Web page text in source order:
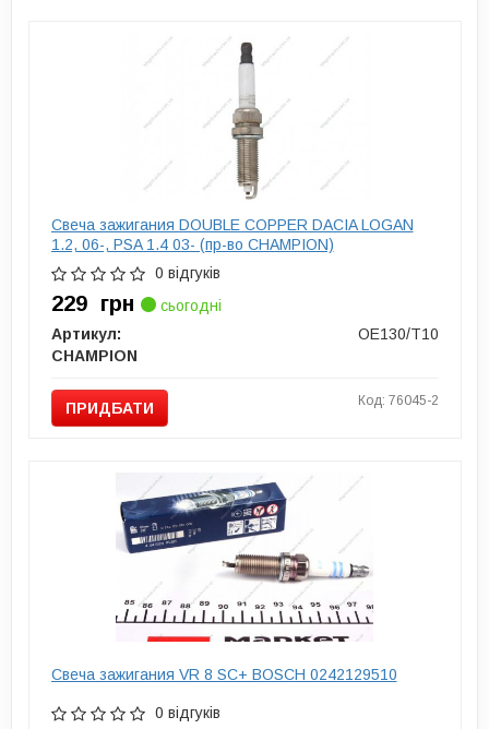
Свеча зажигания DOUBLE COPPER DACIA LOGAN
1.2, 06-, PSA 1.4 03- (пр-во CHAMPION)
0 відгуків
229 грн
сьогодні
Артикул:
OE130/T10
CHAMPION
ПРИДБАТИ Код: 76045-2
Свеча зажигания VR 8 SC+ BOSCH 0242129510
0 відгуків